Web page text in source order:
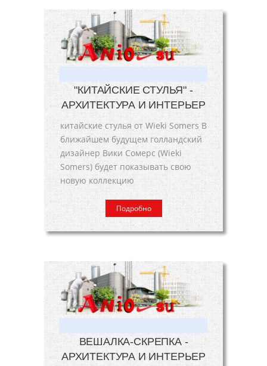
"КИТАЙСКИЕ СТУЛЬЯ" -
АРХИТЕКТУРА И ИНТЕРЬЕР
китайские стулья от Wieki Somers В
ближайшем будущем голландский
дизайнер Вики Сомерс (Wieki
Somers) будет показывать свою
новую коллекцию
Подробно
ВЕШАЛКА-СКРЕПКА -
АРХИТЕКТУРА И ИНТЕРЬЕР